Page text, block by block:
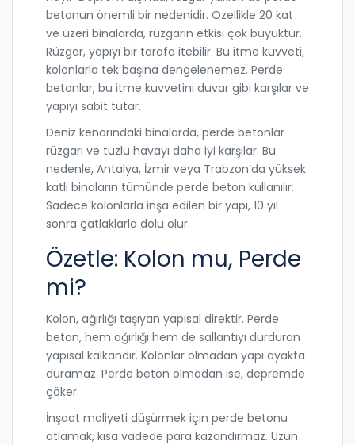
betonun önemli bir nedenidir. Özellikle 20 kat
ve üzeri binalarda, rüzgarın etkisi çok büyüktür.
Rüzgar, yapıyı bir tarafa itebilir. Bu itme kuvveti,
kolonlarla tek başına dengelenemez. Perde
betonlar, bu itme kuvvetini duvar gibi karşılar ve
yapıyı sabit tutar.
Deniz kenarındaki binalarda, perde betonlar
rüzgarı ve tuzlu havayı daha iyi karşılar. Bu
nedenle, Antalya, İzmir veya Trabzon’da yüksek
katlı binaların tümünde perde beton kullanılır.
Sadece kolonlarla inşa edilen bir yapı, 10 yıl
sonra çatlaklarla dolu olur.
Özetle: Kolon mu, Perde
mi?
Kolon, ağırlığı taşıyan yapısal direktir. Perde
beton, hem ağırlığı hem de sallantıyı durduran
yapısal kalkandır. Kolonlar olmadan yapı ayakta
duramaz. Perde beton olmadan ise, depremde
çöker.
İnşaat maliyeti düşürmek için perde betonu
atlamak, kısa vadede para kazandırmaz. Uzun